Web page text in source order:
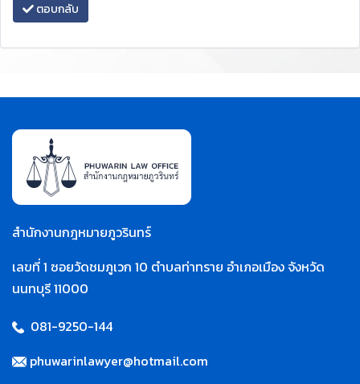
ตอบกลับ
สำนักงานกฎหมายภูวรินทร์
เลขที่ 1 ซอยวัดชมภูเวก 10 ตำบลท่าทราย อำเภอเมือง จังหวัด
นนทบุรี 11000
081-9250-144
phuwarinlawyer@hotmail.com